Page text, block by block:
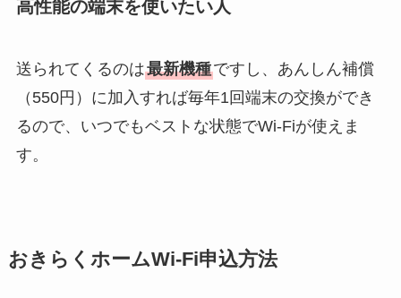
高性能の端末を使いたい人
送られてくるのは最新機種ですし、あんしん補償
（550円）に加入すれば毎年1回端末の交換ができ
るので、いつでもベストな状態でWi-Fiが使えま
す。
おきらくホームWi-Fi申込方法